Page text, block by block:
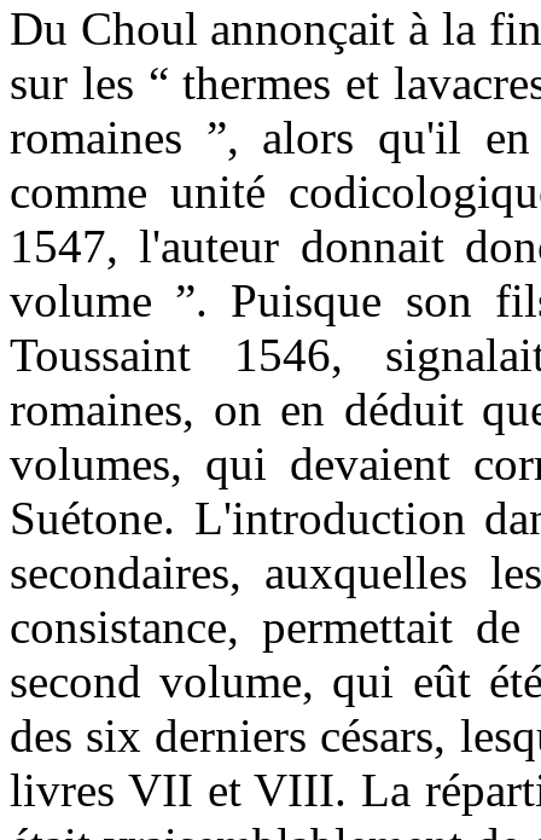
Du Choul annonçait à la
sur les “ thermes et
romaines ”, alors qu'il
comme unité
1547, l'auteur donnait
volume ”. Puisque son
Toussaint 1546,
romaines, on en déduit
volumes, qui devaient
Suétone. L'introduction
secondaires, auxquelles
consistance, permettait
second volume, qui eût
des six derniers césars,
livres VII et VIII. La